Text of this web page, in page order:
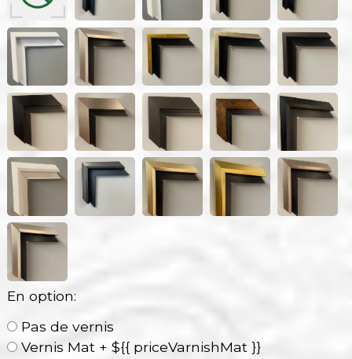
En option:
Pas de vernis
Vernis Mat + ${{ priceVarnishMat }}